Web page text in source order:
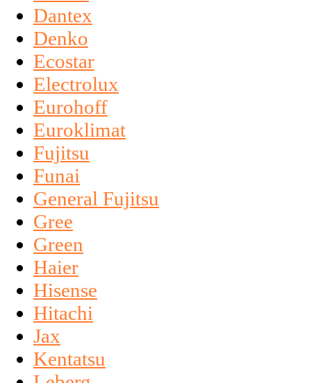
Dantex
Denko
Ecostar
Electrolux
Eurohoff
Euroklimat
Fujitsu
Funai
General Fujitsu
Gree
Green
Haier
Hisense
Hitachi
Jax
Kentatsu